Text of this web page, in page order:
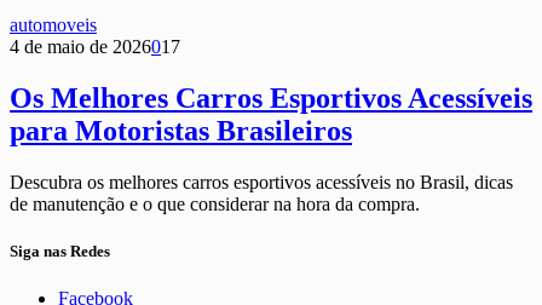
automoveis
4 de maio de 2026017
Os Melhores Carros Esportivos Acessíveis
para Motoristas Brasileiros
Descubra os melhores carros esportivos acessíveis no Brasil, dicas
de manutenção e o que considerar na hora da compra.
Siga nas Redes
Facebook